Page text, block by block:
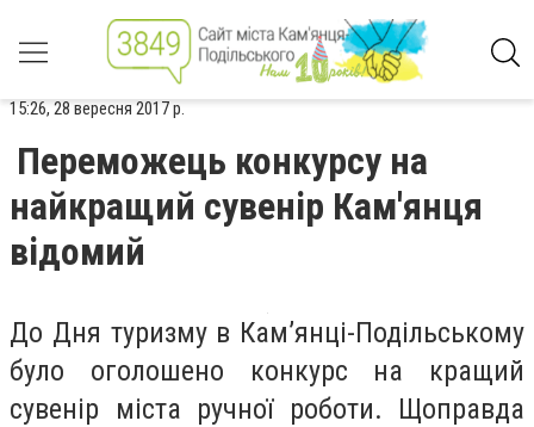
15:26, 28 вересня 2017 р.
Переможець конкурсу на
найкращий сувенір Кам'янця
відомий
До Дня туризму в Кам’янці-Подільському
було оголошено конкурс на кращий
сувенір міста ручної роботи. Щоправда